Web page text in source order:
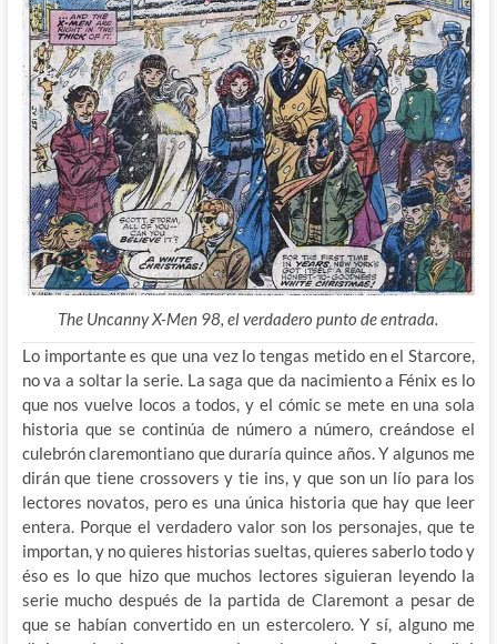
The Uncanny X-Men 98, el verdadero punto de entrada.
Lo importante es que una vez lo tengas metido en el Starcore,
no va a soltar la serie. La saga que da nacimiento a Fénix es lo
que nos vuelve locos a todos, y el cómic se mete en una sola
historia que se continúa de número a número, creándose el
culebrón claremontiano que duraría quince años. Y algunos me
dirán que tiene crossovers y tie ins, y que son un lío para los
lectores novatos, pero es una única historia que hay que leer
entera. Porque el verdadero valor son los personajes, que te
importan, y no quieres historias sueltas, quieres saberlo todo y
éso es lo que hizo que muchos lectores siguieran leyendo la
serie mucho después de la partida de Claremont a pesar de
que se habían convertido en un estercolero. Y sí, alguno me